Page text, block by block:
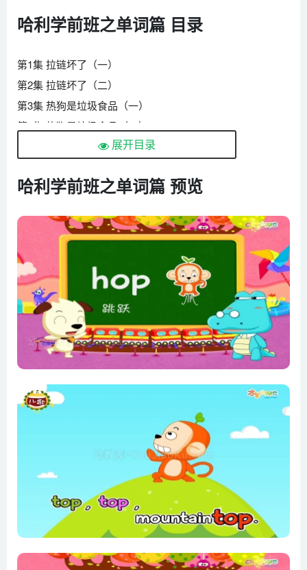
哈利学前班之单词篇 目录
第1集 拉链坏了（一）
第2集 拉链坏了（二）
第3集 热狗是垃圾食品（一）
第4集 热狗是垃圾食品（二）
第5集 单手骑自行车（一）
第7集 你唱走掉调哦（一）
第9集 妈妈 抱抱我吧（一）
第10集 妈妈 抱抱我吧（二）
第11集 你昨晚尿床了吗（一）
第12集 你昨晚尿床了吗（二）
第13集 你流鼻涕了（一）
第14集 你流鼻涕了（二）
第15集 我可不想迟到（一）
第16集 我可不想迟到（二）
第17集 这只猫真肥（一）
第18集 这只猫真肥（二）
第20集 公园太远了（二）
第21集 晚餐结束了（一）
第22集 晚餐结束了（二）
第23集 我的汗衫太脏了（一）
第24集 我的汗衫太脏了（二）
第25集 我闻到焦味了（一）
展开目录
哈利学前班之单词篇 预览